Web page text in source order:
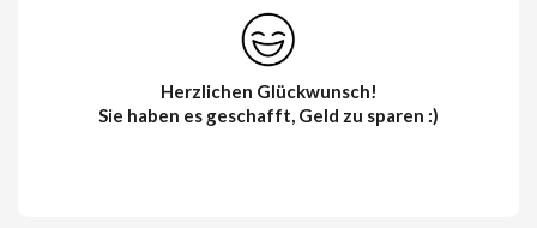
Herzlichen Glückwunsch!
Sie haben es geschafft, Geld zu sparen :)